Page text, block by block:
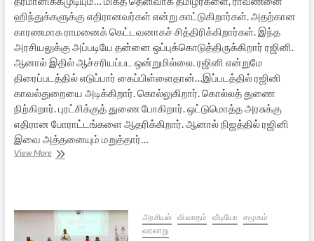
ஹிந்துக்களுக்கு எதிரானவர்கள் என்று காட்டுகிறார்கள். அதற்கான
காரணமாக ராமனைக் கெட்டவனாகச் சித்திரிக்கிறார்கள். இந்த
அரசியலுக்கு அப்படியே தன்னை ஒப்புக்கொடுத்திருக்கிறார் ரஜினி.
ஆனால் இதில் ஆச்சரியப்பட ஒன்றுமில்லை. ரஜினி என்றுமே
திரைப்படத்தில் எடுப்பார் கைப்பிள்ளைதான்…இப்படத்தில் ரஜினி
காவல்துறையை அடிக்கிறார். கொல்லுகிறார். கொல்லத் துணை
நிற்கிறார். புரட்சிக்குத் துணை போகிறார். ஒட்டுமொத்த அரசுக்கு
எதிரான போராட்டங்களை ஆதரிக்கிறார். ஆனால் நிஜத்தில் ரஜினி
இவை அத்தனையும் மறுத்தார்…
View Moreகாலா:
அரசியல் விவாதம் வீடியோ சமூகம்
வரலாறு